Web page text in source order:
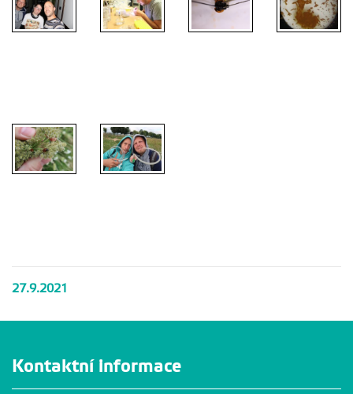
27.9.2021
Kontaktní informace